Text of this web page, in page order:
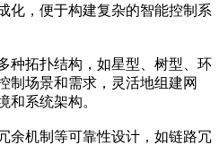
化，便于构建复杂的智能控制系
种拓扑结构，如星型、树型、环
制场景和需求，灵活地组建网
和系统架构。
余机制等可靠性设计，如链路冗